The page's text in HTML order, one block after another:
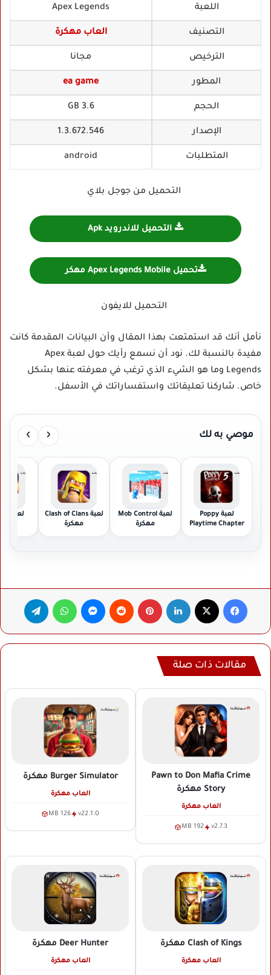
اللعبة Apex Legends
التصنيف العاب مهكرة
الترخيص مجانا
المطور ea game
الحجم 3.6 GB
الإصدار 1.3.672.546
المتطلبات android
التحميل من جوجل بلاي
التحميل للاندرويد Apk
تحميل Apex Legends Mobile مهكر
التحميل للايفون
نأمل أنك قد استمتعت بهذا المقال وأن البيانات المقدمة كانت
مفيدة بالنسبة لك. نود أن نسمع رأيك حول لعبة Apex
Legends وما هو الشيء الذي ترغب في معرفته عنها بشكل
خاص. شاركنا تعليقاتك واستفساراتك في الأسفل.
موصي به لك ‹
›
لعبة Poppy
Playtime Chapter
لعبة Mob Control
مهكرة
لعبة Clash of Clans
مهكرة
فيسبوك لينكدإن بينتيريست ماسنجر واتساب
مقالات ذات صلة
Pawn to Don Mafia Crime
Story مهكرة
العاب مهكرة
v2.7.3
192 MB
Burger Simulator مهكرة
العاب مهكرة
v22.1.0
126 MB
Clash of Kings مهكرة
العاب مهكرة
Deer Hunter مهكرة
العاب مهكرة